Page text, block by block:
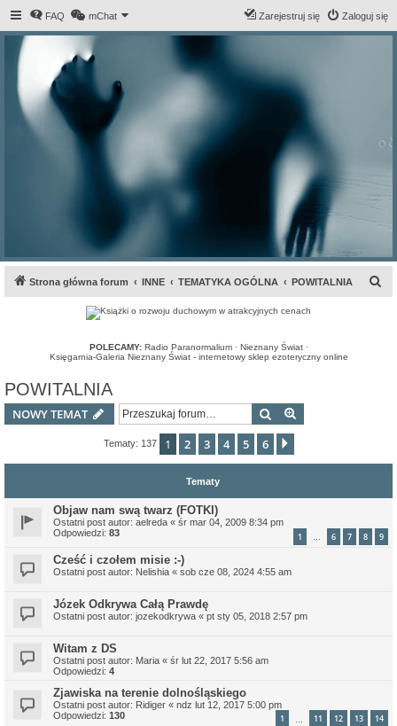
FAQ mChat Zaloguj się
Zarejestruj się
Strona główna forum INNE TEMATYKA OGÓLNA POWITALNIA
POLECAMY: Radio Paranormalium· Nieznany Świat·
Księgarnia-Galeria Nieznany Świat - internetowy sklep ezoteryczny online
POWITALNIA
NOWY TEMAT Szukaj
Tematy: 137 1 2 3 4 5 6
Tematy
Objaw nam swą twarz (FOTKI)
Ostatni post autor: aelreda « śr mar 04, 2009 8:34 pm
Odpowiedzi: 83 1 … 6 7 8 9
Cześć i czołem misie :-)
Ostatni post autor: Nelishia « sob cze 08, 2024 4:55 am
Józek Odkrywa Całą Prawdę
Ostatni post autor: jozekodkrywa « pt sty 05, 2018 2:57 pm
Witam z DS
Ostatni post autor: Maria « śr lut 22, 2017 5:56 am
Odpowiedzi: 4
Zjawiska na terenie dolnośląskiego
Ostatni post autor: Ridiger « ndz lut 12, 2017 5:00 pm
Odpowiedzi: 130 1 11 12 13 14